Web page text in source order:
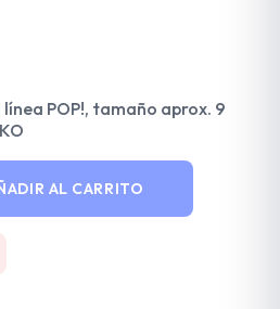
POP!, tamaño aprox. 9
AL CARRITO